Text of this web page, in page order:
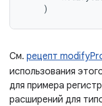
)
См. рецепт
использования
для примера
расширений для